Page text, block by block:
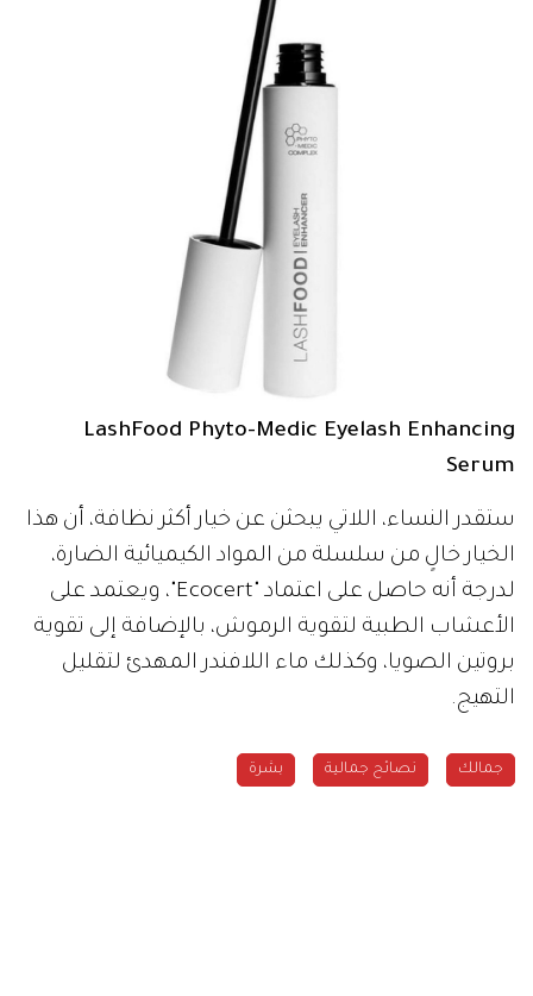
LashFood Phyto-Medic Eyelash Enhancing
Serum
ستقدر النساء، اللاتي يبحثن عن خيار أكثر نظافة، أن هذا
الخيار خالٍ من سلسلة من المواد الكيميائية الضارة،
لدرجة أنه حاصل على اعتماد "Ecocert"، ويعتمد على
الأعشاب الطبية لتقوية الرموش، بالإضافة إلى تقوية
بروتين الصويا، وكذلك ماء اللافندر المهدئ لتقليل
التهيج.
جمالك نصائح جمالية بشرة